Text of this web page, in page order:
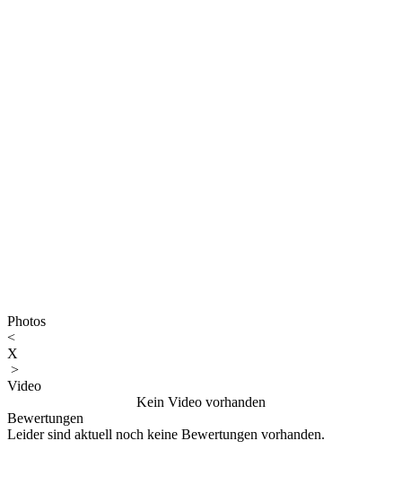
Photos
<
X
>
Video
Kein Video vorhanden
Bewertungen
Leider sind aktuell noch keine Bewertungen vorhanden.